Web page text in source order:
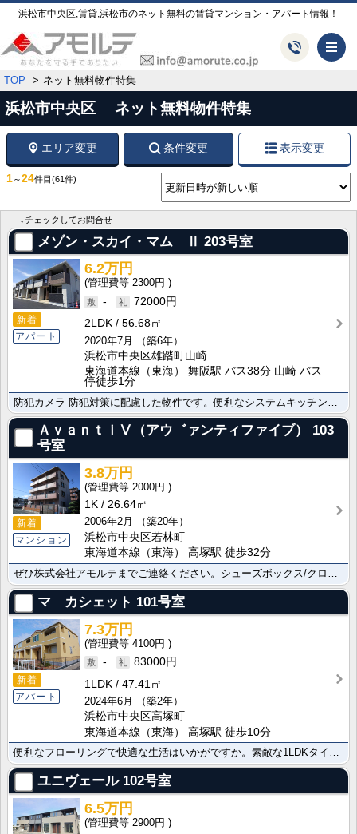
浜松市中央区,賃貸,浜松市のネット無料の賃貸マンション・アパート情報！
TOP ネット無料物件特集
浜松市中央区 ネット無料物件特集
エリア変更 条件変更 表示変更
1～24件目 (61件)
↓チェックしてお問合せ
メゾン・スカイ・マム Ⅱ 203号室
新着
アパート
6.2万円
2300円
-
72000円
2LDK
56.68㎡
2020年7月
（築6年）
浜松市中央区雄踏町山崎
東海道本線（東海） 舞阪駅 バス38分 山崎 バス
停徒歩1分
防犯カメラ 防犯対策に配慮した物件です。便利なシステムキッチン設置でお料理もはかどります。シューズボ･･･
ＡｖａｎｔｉⅤ（アウ゛ァンティファイブ）
103
号室
新着
マンション
3.8万円
2000円
1K
26.64㎡
2006年2月
（築20年）
浜松市中央区若林町
東海道本線（東海） 高塚駅 徒歩32分
ぜひ株式会社アモルテまでご連絡ください。シューズボックス/クローゼット/バス・トイレ別/室内洗濯機置･･･
マ カシェット 101号室
新着
アパート
7.3万円
4100円
-
83000円
1LDK
47.41㎡
2024年6月
（築2年）
浜松市中央区高塚町
東海道本線（東海） 高塚駅 徒歩10分
便利なフローリングで快適な生活はいかがですか。素敵な1LDKタイプ 角住戸/宅配ＢＯＸの過ごしやすい･･･
ユニヴェール102号室
6.5万円
2900円